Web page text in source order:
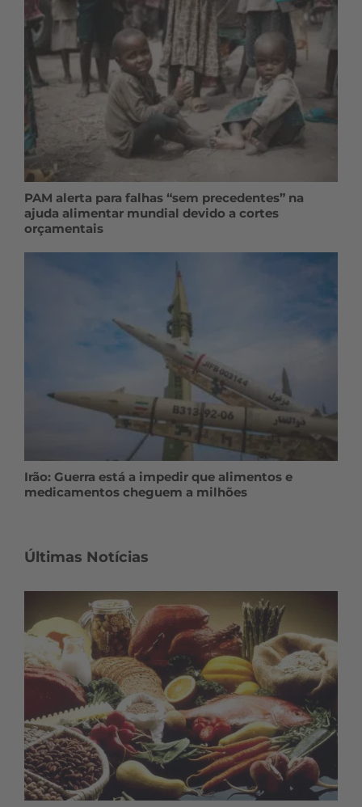
PAM alerta para falhas “sem precedentes” na
ajuda alimentar mundial devido a cortes
orçamentais
Irão: Guerra está a impedir que alimentos e
medicamentos cheguem a milhões
Últimas Notícias